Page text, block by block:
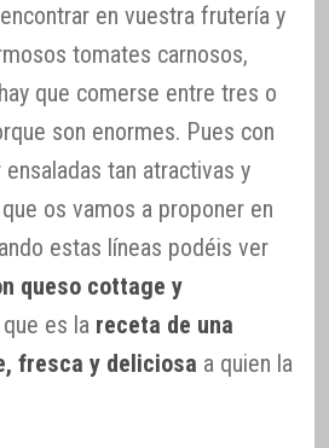
en vuestra frutería y
tomates carnosos,
que comerse entre tres o
son enormes. Pues con
tan atractivas y
os vamos a proponer en
estas líneas podéis ver
queso cottage y
es la receta de una
fresca y deliciosa a quien la